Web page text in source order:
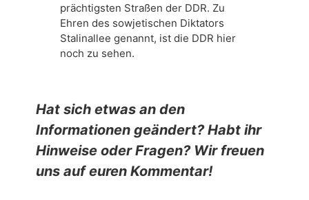
prächtigsten Straßen der DDR. Zu
Ehren des sowjetischen Diktators
Stalinallee genannt, ist die DDR hier
noch zu sehen.
Hat sich etwas an den
Informationen geändert? Habt ihr
Hinweise oder Fragen? Wir freuen
uns auf euren Kommentar!